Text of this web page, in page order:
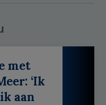
met
‘Ik
aan